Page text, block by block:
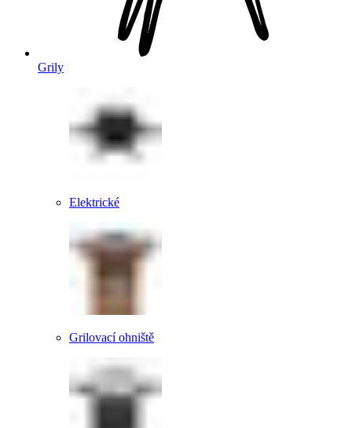
Grily
Elektrické
Grilovací ohniště